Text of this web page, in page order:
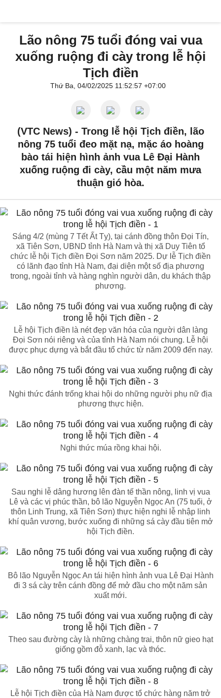
Lão nông 75 tuổi đóng vai vua
xuống ruộng đi cày trong lễ hội
Tịch điền
Thứ Ba, 04/02/2025 11:52:57 +07:00
(VTC News) - Trong lễ hội Tịch điền, lão
nông 75 tuổi đeo mặt nạ, mặc áo hoàng
bào tái hiện hình ảnh vua Lê Đại Hành
xuống ruộng đi cày, cầu một năm mưa
thuận gió hòa.
Sáng 4/2 (mùng 7 Tết Ất Tỵ), tại cánh đồng thôn Đọi Tín,
xã Tiên Sơn, UBND tỉnh Hà Nam và thị xã Duy Tiên tổ
chức lễ hội Tịch điền Đọi Sơn năm 2025. Dự lễ Tịch điền
có lãnh đạo tỉnh Hà Nam, đại diện một số địa phương
trong, ngoài tỉnh và hàng nghìn người dân, du khách thập
phương.
Lễ hội Tịch điền là nét đẹp văn hóa của người dân làng
Đọi Sơn nói riêng và của tỉnh Hà Nam nói chung. Lễ hội
được phục dựng và bắt đầu tổ chức từ năm 2009 đến nay.
Nghi thức đánh trống khai hội do những người phụ nữ địa
phương thực hiện.
Nghi thức múa rồng khai hội.
Sau nghi lễ dâng hương lên đàn tế thần nông, linh vị vua
Lê và các vị phúc thần, bô lão Nguyễn Ngọc An (75 tuổi, ở
thôn Linh Trung, xã Tiên Sơn) thực hiện nghi lễ nhập linh
khí quân vương, bước xuống đi những sá cày đầu tiên mở
hội Tịch điền.
Bô lão Nguyễn Ngọc An tái hiện hình ảnh vua Lê Đại Hành
đi 3 sá cày trên cánh đồng để mở đầu cho một năm sản
xuất mới.
Theo sau đường cày là những chàng trai, thôn nữ gieo hạt
giống gồm đỗ xanh, lạc và thóc.
Lễ hội Tịch điền của Hà Nam được tổ chức hàng năm trở